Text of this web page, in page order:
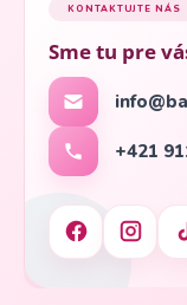
KONTAKTUJTE NÁS
Sme tu pre
+421